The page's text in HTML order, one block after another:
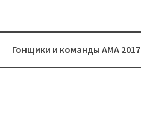
Гонщики и команды АМА 2017